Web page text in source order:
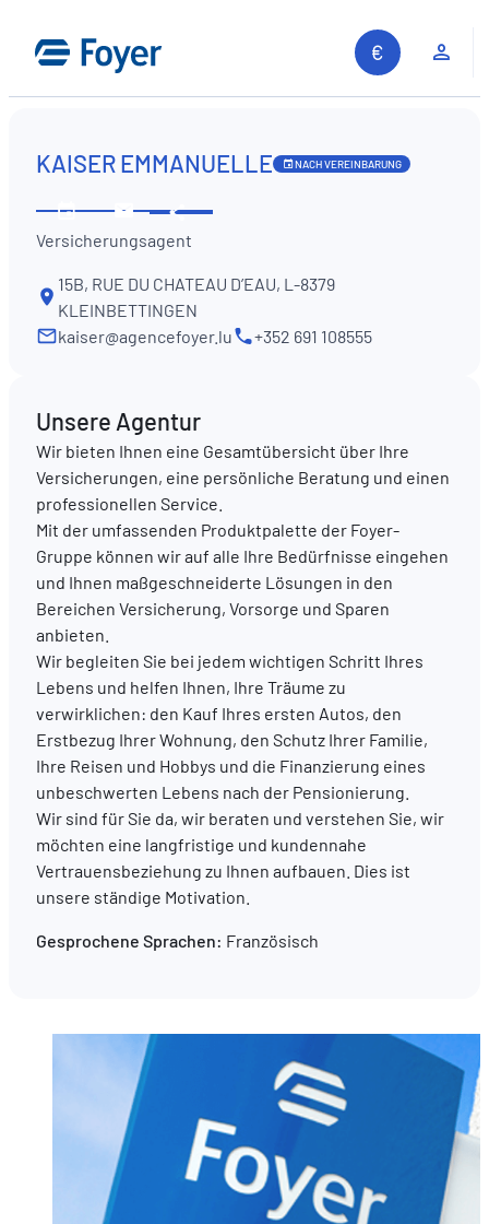
Inhalt
springen
Auf unserer Website suchen
DE FREN
KAISER EMMANUELLE NACH VEREINBARUNG
ansehenSie
uns
Diese
Versicherungsagent
15B, RUE DU CHATEAU D’EAU, L-8379
KLEINBETTINGEN
kaiser@agencefoyer.lu
+352 691 108555
Unsere Agentur
Wir bieten Ihnen eine Gesamtübersicht über Ihre
Versicherungen, eine persönliche Beratung und einen
professionellen Service.
Mit der umfassenden Produktpalette der Foyer-
Gruppe können wir auf alle Ihre Bedürfnisse eingehen
und Ihnen maßgeschneiderte Lösungen in den
Bereichen Versicherung, Vorsorge und Sparen
anbieten.
Wir begleiten Sie bei jedem wichtigen Schritt Ihres
Lebens und helfen Ihnen, Ihre Träume zu
verwirklichen: den Kauf Ihres ersten Autos, den
Erstbezug Ihrer Wohnung, den Schutz Ihrer Familie,
Ihre Reisen und Hobbys und die Finanzierung eines
unbeschwerten Lebens nach der Pensionierung.
Wir sind für Sie da, wir beraten und verstehen Sie, wir
möchten eine langfristige und kundennahe
Vertrauensbeziehung zu Ihnen aufbauen. Dies ist
unsere ständige Motivation.
Gesprochene Sprachen: Französisch